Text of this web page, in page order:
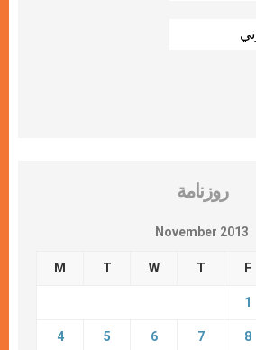
روزنامة
November 2013
M T W T F
1
4 5 6 7 8